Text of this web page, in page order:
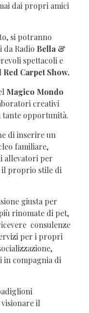
dai propri amici
si potranno
Radio Bella &
spettacoli e
Red Carpet Show.
Magico Mondo
creativi
tante opportunità.
di inserire un
familiare,
allevatori per
il proprio stile di
giusta per
rinomate di pet,
consulenze
per i propri
in compagnia di
il